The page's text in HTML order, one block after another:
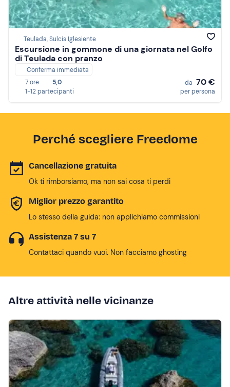
Teulada, Sulcis Iglesiente
Escursione in gommone di una giornata nel Golfo
di Teulada con pranzo
Conferma immediata
7 ore
5,0
1-12 partecipanti
da 70 €
per persona
Perché scegliere Freedome
Cancellazione gratuita
Ok ti rimborsiamo, ma non sai cosa ti perdi
Miglior prezzo garantito
Lo stesso della guida: non applichiamo commissioni
Assistenza 7 su 7
Contattaci quando vuoi. Non facciamo ghosting
Altre attività nelle vicinanze